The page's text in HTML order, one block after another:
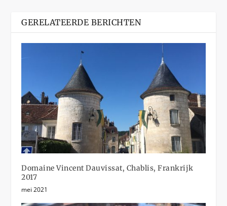
GERELATEERDE BERICHTEN
Domaine Vincent Dauvissat, Chablis, Frankrijk
2017
mei 2021